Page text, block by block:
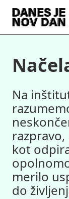
Na
kot
merilo
do